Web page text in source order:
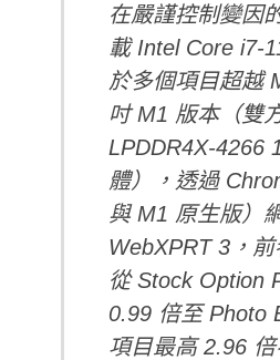
在嚴謹控制變因
載 Intel Core i7-
於多個項目超越
吋 M1 版本（雙
LPDDR4X-4266
體），透過
與 M1 原生版）
WebXPRT 3，
從 Stock Option
0.99 倍至 Photo
項目最高 2.96